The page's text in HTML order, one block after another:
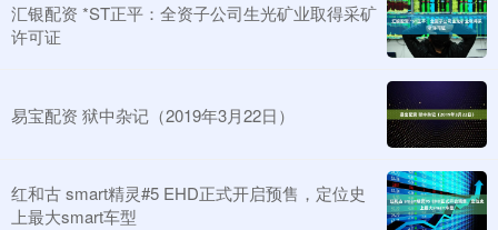
汇银配资 *ST正平：全资子公司生光矿业取得采矿
许可证
易宝配资 狱中杂记（2019年3月22日）
红和古 smart精灵#5 EHD正式开启预售，定位史
上最大smart车型